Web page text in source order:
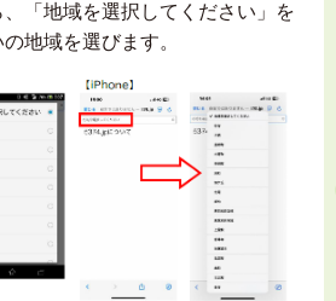
「地域を選択してください」を
地域を選びます。